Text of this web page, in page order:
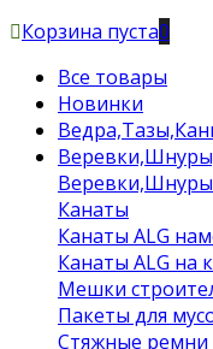
Корзина пуста0
Все товары
Новинки
Веревки,Шнуры
Канаты
Канаты ALG
Канаты ALG на
Мешки
Пакеты для
Стяжные ремни